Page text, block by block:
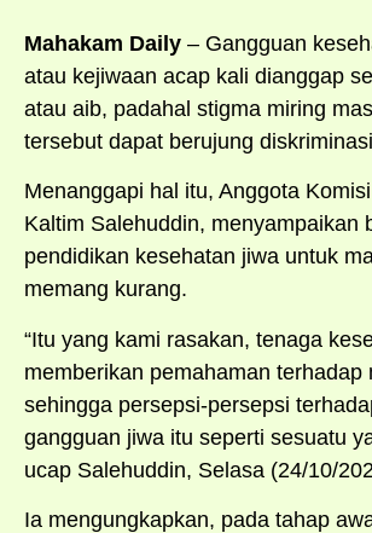
Mahakam Daily – Gangguan
atau kejiwaan acap kali dianggap
atau aib, padahal stigma miring
tersebut dapat berujung
Menanggapi hal itu, Anggota
Kaltim Salehuddin, menyampaikan
pendidikan kesehatan jiwa untuk
memang kurang.
“Itu yang kami rasakan, tenaga
memberikan pemahaman terhadap
sehingga persepsi-persepsi
gangguan jiwa itu seperti sesuatu
ucap Salehuddin, Selasa (24/10/
Ia mengungkapkan, pada tahap